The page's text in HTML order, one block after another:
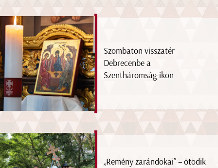
Szombaton visszatér
Debrecenbe a
Szentháromság-ikon
„Remény zarándokai” – ötödik